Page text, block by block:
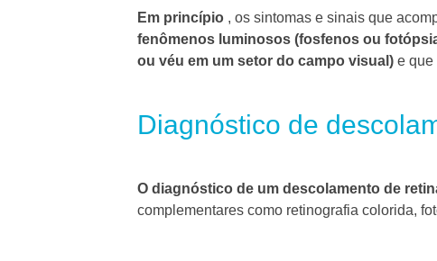
Em princípio , os sintomas e sinais que
fenômenos luminosos (fosfenos ou
ou véu em um setor do campo visual) e que
Diagnóstico de
O diagnóstico de um descolamento de
complementares como retinografia colorida,